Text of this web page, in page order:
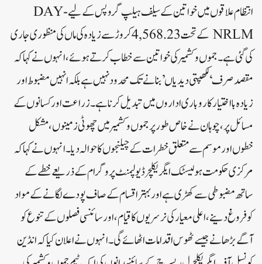
انتظام علاقوں میں خواتین کے سیلف ہیلپ گروپس کے لیے DAY-
NRLM کے تحت 4,568.23 کروڑ سے زیادہ کی ماں کی منظوری جاری
کی گئی ہے۔ جموں و کشمیر کی خواتین سے خطاب کرتے ہوئے، انہوں نے کہا کہ
مقصد صرف ‘لکھپتی دیدیاں’ بنانے تک محدود نہیں ہے بلکہ انہیں مضبوط اور
زیادہ بااختیار کاروباری اداروں میں تبدیل کرنا ہے۔زراعت اور کسانوں کے
مسائل پر، چوہان نے خاص طور پر جموں و کشمیر میں چھوٹی زمینوں، مشکل
خطوں اور موسم سے متعلق خطرات کے چیلنجوں کا حوالہ دیا۔ انہوں نے کہا کہ
مرکزی حکومت ہولیسٹک ایگریکلچر ڈیولپمنٹ پروگرام کے ذریعے خطے کے
ساتھ مضبوطی سے کھڑی ہے اور بہتر اقسام کے صاف پودے لگانے کے مواد
کو فروغ دینے، اعلی معیار کی نرسریوں کا قیام، اور سائنسی فصلوں کے تنوع کو
آگے بڑھانے جیسے ٹھوس اقدامات اٹھائے گی۔ انہوں نے اعلان کیا کہ انڈین